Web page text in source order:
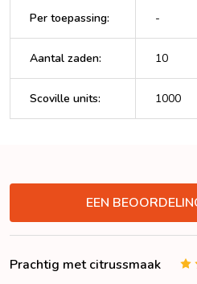
Per toepassing: -
Aantal zaden: 10
Scoville units: 1000
EEN
Prachtig met citrussmaak